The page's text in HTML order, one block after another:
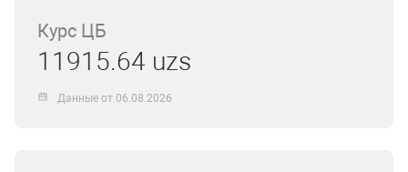
Курс ЦБ
11915.64 uzs
Данные от 06.08.2026